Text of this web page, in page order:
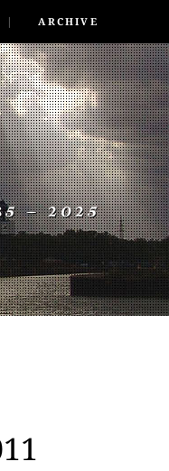
ARCHIVE
– 2025